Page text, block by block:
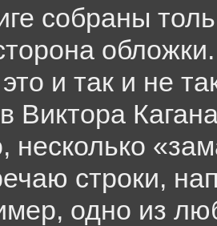
собраны
это и так и не
Виктора
несколько
строки,
одно из